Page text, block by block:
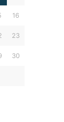
16
23
30